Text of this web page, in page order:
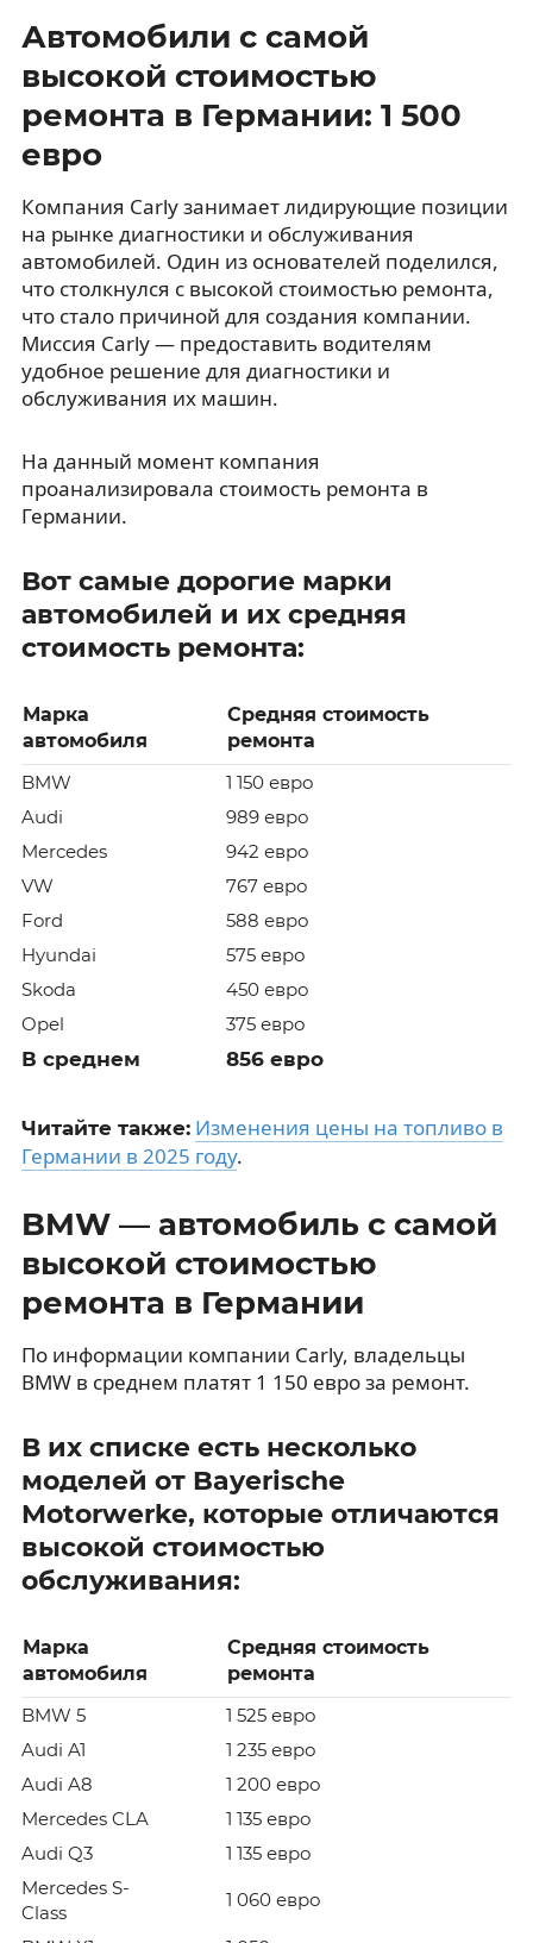
Автомобили с самой
высокой стоимостью
ремонта в Германии: 1 500
евро
Компания Carly занимает лидирующие позиции
на рынке диагностики и обслуживания
автомобилей. Один из основателей поделился,
что столкнулся с высокой стоимостью ремонта,
что стало причиной для создания компании.
Миссия Carly — предоставить водителям
удобное решение для диагностики и
обслуживания их машин.
На данный момент компания
проанализировала стоимость ремонта в
Германии.
Вот самые дорогие марки
автомобилей и их средняя
стоимость ремонта:
Марка
автомобиля
Средняя стоимость
ремонта
BMW
1 150 евро
Audi
989 евро
Mercedes
942 евро
VW
767 евро
Ford
588 евро
Hyundai
575 евро
Skoda
450 евро
Opel
375 евро
В среднем 856 евро
Читайте также: Изменения цены на топливо в
Германии в 2025 году.
BMW — автомобиль с самой
высокой стоимостью
ремонта в Германии
По информации компании Carly, владельцы
BMW в среднем платят 1 150 евро за ремонт.
В их списке есть несколько
моделей от Bayerische
Motorwerke, которые отличаются
высокой стоимостью
обслуживания:
Марка
автомобиля
Средняя стоимость
ремонта
BMW 5
1 525 евро
Audi A1
1 235 евро
Audi A8
1 200 евро
Mercedes CLA
1 135 евро
Audi Q3
1 135 евро
Mercedes S-
Class
1 060 евро